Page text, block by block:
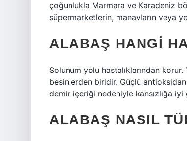
çoğunlukla Marmara ve Karadeniz
süpermarketlerin, manavların veya
ALABAŞ HANGI
Solunum yolu hastalıklarından
besinlerden biridir. Güçlü
demir içeriği nedeniyle kansızlığa iyi
ALABAŞ NASIL